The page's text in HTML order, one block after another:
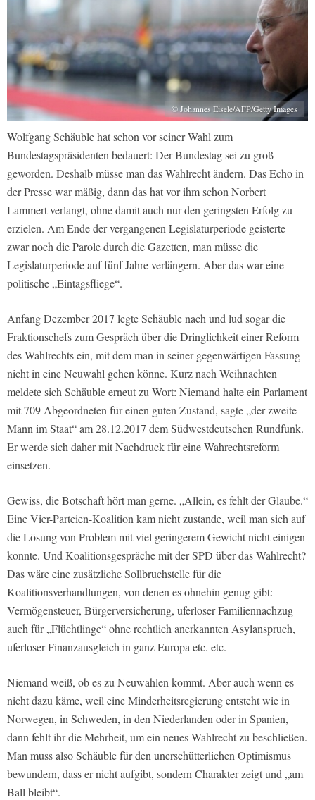
© Johannes Eisele/AFP/Getty Images
Wolfgang Schäuble hat schon vor seiner Wahl zum
Bundestagspräsidenten bedauert: Der Bundestag sei zu groß
geworden. Deshalb müsse man das Wahlrecht ändern. Das Echo in
der Presse war mäßig, dann das hat vor ihm schon Norbert
Lammert verlangt, ohne damit auch nur den geringsten Erfolg zu
erzielen. Am Ende der vergangenen Legislaturperiode geisterte
zwar noch die Parole durch die Gazetten, man müsse die
Legislaturperiode auf fünf Jahre verlängern. Aber das war eine
politische „Eintagsfliege“.
Anfang Dezember 2017 legte Schäuble nach und lud sogar die
Fraktionschefs zum Gespräch über die Dringlichkeit einer Reform
des Wahlrechts ein, mit dem man in seiner gegenwärtigen Fassung
nicht in eine Neuwahl gehen könne. Kurz nach Weihnachten
meldete sich Schäuble erneut zu Wort: Niemand halte ein Parlament
mit 709 Abgeordneten für einen guten Zustand, sagte „der zweite
Mann im Staat“ am 28.12.2017 dem Südwestdeutschen Rundfunk.
Er werde sich daher mit Nachdruck für eine Wahrechtsreform
einsetzen.
Gewiss, die Botschaft hört man gerne. „Allein, es fehlt der Glaube.“
Eine Vier-Parteien-Koalition kam nicht zustande, weil man sich auf
die Lösung von Problem mit viel geringerem Gewicht nicht einigen
konnte. Und Koalitionsgespräche mit der SPD über das Wahlrecht?
Das wäre eine zusätzliche Sollbruchstelle für die
Koalitionsverhandlungen, von denen es ohnehin genug gibt:
Vermögensteuer, Bürgerversicherung, uferloser Familiennachzug
auch für „Flüchtlinge“ ohne rechtlich anerkannten Asylanspruch,
uferloser Finanzausgleich in ganz Europa etc. etc.
Niemand weiß, ob es zu Neuwahlen kommt. Aber auch wenn es
nicht dazu käme, weil eine Minderheitsregierung entsteht wie in
Norwegen, in Schweden, in den Niederlanden oder in Spanien,
dann fehlt ihr die Mehrheit, um ein neues Wahlrecht zu beschließen.
Man muss also Schäuble für den unerschütterlichen Optimismus
bewundern, dass er nicht aufgibt, sondern Charakter zeigt und „am
Ball bleibt“.